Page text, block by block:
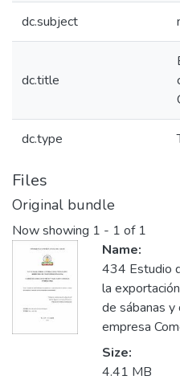
dc.subject
dc.title
dc.type
Files
Original bundle
Now showing 1 - 1 of 1
Name:
434 Estudio
la
de sábanas y
empresa
Size:
4.41 MB